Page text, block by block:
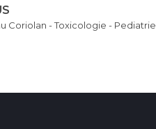
Coriolan - Toxicologie - Pediatrie